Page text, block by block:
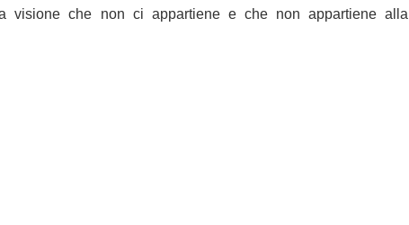
visione che non ci appartiene e che non appartiene alla